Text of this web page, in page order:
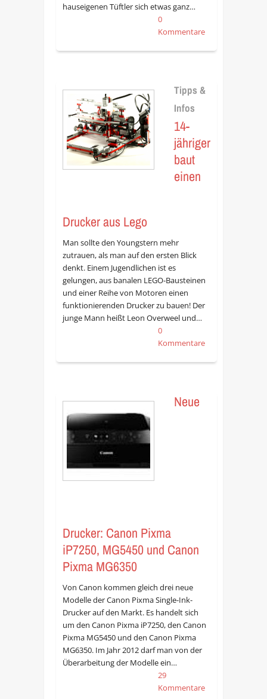
hauseigenen Tüftler sich etwas ganz…
0
Kommentare
Tipps &
Infos
14-
jähriger
baut
einen
Drucker aus Lego
Man sollte den Youngstern mehr
zutrauen, als man auf den ersten Blick
denkt. Einem Jugendlichen ist es
gelungen, aus banalen LEGO-Bausteinen
und einer Reihe von Motoren einen
funktionierenden Drucker zu bauen! Der
junge Mann heißt Leon Overweel und…
0
Kommentare
Neue
Drucker: Canon Pixma
iP7250, MG5450 und Canon
Pixma MG6350
Von Canon kommen gleich drei neue
Modelle der Canon Pixma Single-Ink-
Drucker auf den Markt. Es handelt sich
um den Canon Pixma iP7250, den Canon
Pixma MG5450 und den Canon Pixma
MG6350. Im Jahr 2012 darf man von der
Überarbeitung der Modelle ein…
29
Kommentare